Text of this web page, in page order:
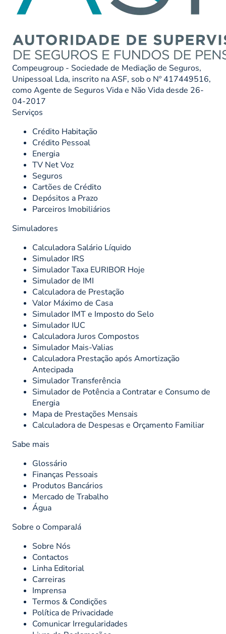
Compeugroup - Sociedade de Mediação de Seguros,
Unipessoal Lda, inscrito na ASF, sob o Nº 417449516,
como Agente de Seguros Vida e Não Vida desde 26-
04-2017
Serviços
Crédito Habitação
Crédito Pessoal
Energia
TV Net Voz
Seguros
Cartões de Crédito
Depósitos a Prazo
Parceiros Imobiliários
Simuladores
Calculadora Salário Líquido
Simulador IRS
Simulador Taxa EURIBOR Hoje
Simulador de IMI
Calculadora de Prestação
Valor Máximo de Casa
Simulador IMT e Imposto do Selo
Simulador IUC
Calculadora Juros Compostos
Simulador Mais-Valias
Calculadora Prestação após Amortização
Antecipada
Simulador Transferência
Simulador de Potência a Contratar e Consumo de
Energia
Mapa de Prestações Mensais
Calculadora de Despesas e Orçamento Familiar
Sabe mais
Glossário
Finanças Pessoais
Produtos Bancários
Mercado de Trabalho
Água
Sobre o ComparaJá
Sobre Nós
Contactos
Linha Editorial
Carreiras
Imprensa
Termos & Condições
Política de Privacidade
Comunicar Irregularidades